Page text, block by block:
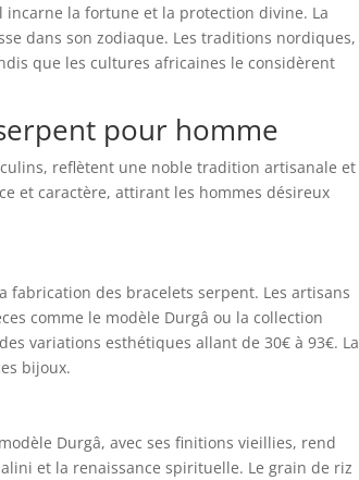
la fortune et la protection divine. La
dans son zodiaque. Les traditions nordiques,
que les cultures africaines le considèrent
pour homme
reflètent une noble tradition artisanale et
et caractère, attirant les hommes désireux
fabrication des bracelets serpent. Les artisans
comme le modèle Durgâ ou la collection
variations esthétiques allant de 30€ à 93€. La
bijoux.
Durgâ, avec ses finitions vieillies, rend
et la renaissance spirituelle. Le grain de riz